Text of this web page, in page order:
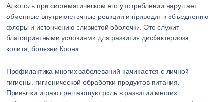
Алкоголь при систематическом его употреблении нарушает
обменные внутриклеточные реакции и приводит к объеднению
флоры и истончению слизистой оболочки. Это служит
благоприятными условиями для развития дисбактериоза,
колита, болезни Крона.
Профилактика многих заболеваний начинается с личной
гигиены, гигиенической обработки продуктов питания.
Привычки играют решающую роль в развитии многих